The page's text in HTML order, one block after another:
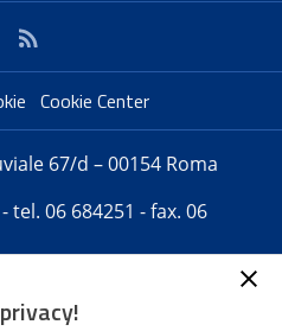
Cookie Center
67/d – 00154 Roma
- tel. 06 684251 - fax. 06
telematica iscritta